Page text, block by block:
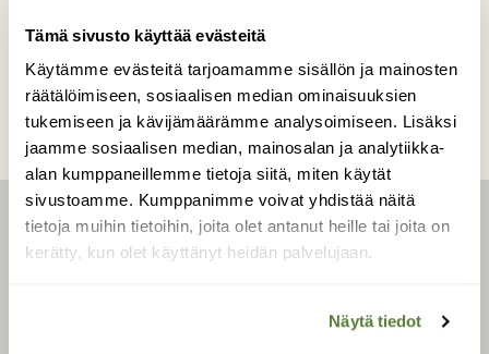
Tämä sivusto käyttää evästeitä
Käytämme evästeitä tarjoamamme sisällön ja mainosten
räätälöimiseen, sosiaalisen median ominaisuuksien
tukemiseen ja kävijämäärämme analysoimiseen. Lisäksi
jaamme sosiaalisen median, mainosalan ja analytiikka-
alan kumppaneillemme tietoja siitä, miten käytät
sivustoamme. Kumppanimme voivat yhdistää näitä
tietoja muihin tietoihin, joita olet antanut heille tai joita on
kerätty, kun olet käyttänyt heidän palvelujaan.
Näytä tiedot
LEHTI
Tilaa Suomen Luonto
Tilaa digilukuoikeus